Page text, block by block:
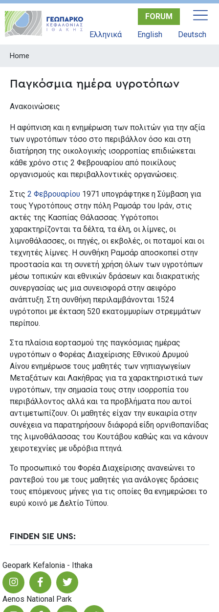
Skip
main
FORUM
Ελληνικά
English Deutsch
Home
Παγκόσμια ημέρα υγροτόπων
Ανακοινώσεις
Η αφύπνιση και η ενημέρωση των πολιτών για την αξία
των υγροτόπων τόσο στο περιβάλλον όσο και στη
διατήρηση της οικολογικής ισορροπίας επιδιώκεται
κάθε χρόνο στις 2 Φεβρουαρίου από ποικίλους
οργανισμούς και περιβαλλοντικές οργανώσεις.
Στις 2 Φεβρουαρίου 1971 υπογράφτηκε η Σύμβαση για
τους Υγροτόπους στην πόλη Ραμσάρ του Ιράν, στις
ακτές της Κασπίας Θάλασσας. Υγρότοποι
χαρακτηρίζονται τα δέλτα, τα έλη, οι λίμνες, οι
λιμνοθάλασσες, οι πηγές, οι εκβολές, οι ποταμοί και οι
τεχνητές λίμνες. Η συνθήκη Ραμσάρ αποσκοπεί στην
προστασία και τη συνετή χρήση όλων των υγροτόπων
μέσω τοπικών και εθνικών δράσεων και διακρατικής
συνεργασίας ως μια συνεισφορά στην αειφόρο
ανάπτυξη. Στη συνθήκη περιλαμβάνονται 1524
υγρότοποι με έκταση 520 εκατομμυρίων στρεμμάτων
περίπου.
Στα πλαίσια εορτασμού της παγκόσμιας ημέρας
υγροτόπων ο Φορέας Διαχείρισης Εθνικού Δρυμού
Αίνου ενημέρωσε τους μαθητές των νηπιαγωγείων
Μεταξάτων και Λακήθρας για τα χαρακτηριστικά των
υγροτόπων, την σημασία τους στην ισορροπία του
περιβάλλοντος αλλά και τα προβλήματα που αυτοί
αντιμετωπίζουν. Οι μαθητές είχαν την ευκαιρία στην
συνέχεια να παρατηρήσουν διάφορά είδη ορνιθοπανίδας
της λιμνοθάλασσας του Κουτάβου καθώς και να κάνουν
χειροτεχνίες με υδρόβια πτηνά.
Το προσωπικό του Φορέα Διαχείρισης ανανεώνει το
ραντεβού του με τους μαθητές για ανάλογες δράσεις
τους επόμενους μήνες για τις οποίες θα ενημερώσει το
ευρύ κοινό με Δελτίο Τύπου.
FINDEN SIE UNS:
Geopark Kefalonia - Ithaka
Aenos National Park